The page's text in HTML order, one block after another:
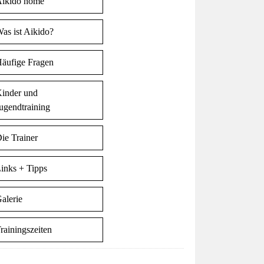
ist Aikido?
Fragen
und
Trainer
+ Tipps